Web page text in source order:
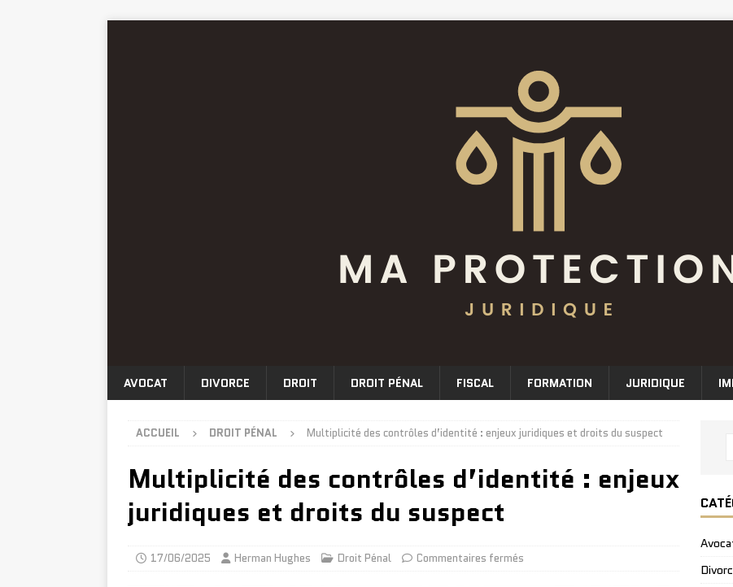
AVOCAT DIVORCE DROIT DROIT PÉNAL FISCAL FORMATION JURIDIQUE
ACCUEIL DROIT PÉNAL Multiplicité des contrôles d’identité : enjeux juridiques et droits du suspect
Multiplicité des contrôles d’identité : enjeux
juridiques et droits du suspect
17/06/2025 Herman Hughes Droit Pénal Commentaires fermés